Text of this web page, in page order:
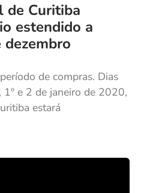
de Curitiba
estendido a
de compras. Dias
e 2 de janeiro de 2020,
estará